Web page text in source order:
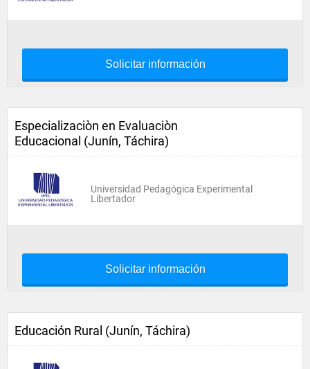
Solicitar información
Especializaciòn en Evaluaciòn
Educacional (Junín, Táchira)
Universidad Pedagógica Experimental
Libertador
Solicitar información
Educación Rural (Junín, Táchira)